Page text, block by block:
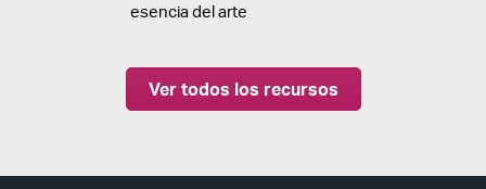
esencia del arte
Ver todos los recursos